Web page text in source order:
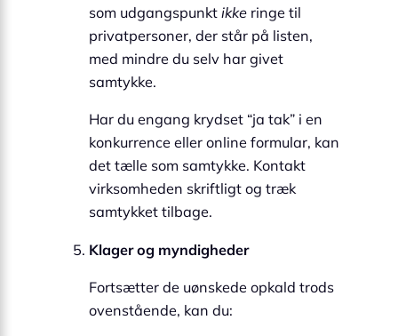
som udgangspunkt ikke ringe til
privatpersoner, der står på listen,
med mindre du selv har givet
samtykke.
Har du engang krydset “ja tak” i en
konkurrence eller online formular, kan
det tælle som samtykke. Kontakt
virksomheden skriftligt og træk
samtykket tilbage.
Klager og myndigheder
Fortsætter de uønskede opkald trods
ovenstående, kan du: